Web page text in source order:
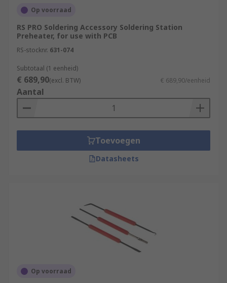
Op voorraad
RS PRO Soldering Accessory Soldering Station
Preheater, for use with PCB
RS-stocknr. 631-074
Subtotaal (1 eenheid)
€ 689,90(excl. BTW) € 689,90/eenheid
Aantal
Toevoegen
Datasheets
Op voorraad